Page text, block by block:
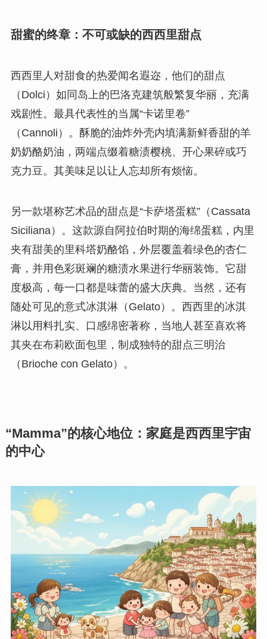
甜蜜的终章：不可或缺的西西里甜点
西西里人对甜食的热爱闻名遐迩，他们的甜点
（Dolci）如同岛上的巴洛克建筑般繁复华丽，充满
戏剧性。最具代表性的当属“卡诺里卷”
（Cannoli）。酥脆的油炸外壳内填满新鲜香甜的羊
奶奶酪奶油，两端点缀着糖渍樱桃、开心果碎或巧
克力豆。其美味足以让人忘却所有烦恼。
另一款堪称艺术品的甜点是“卡萨塔蛋糕”（Cassata
Siciliana）。这款源自阿拉伯时期的海绵蛋糕，内里
夹有甜美的里科塔奶酪馅，外层覆盖着绿色的杏仁
膏，并用色彩斑斓的糖渍水果进行华丽装饰。它甜
度极高，每一口都是味蕾的盛大庆典。当然，还有
随处可见的意式冰淇淋（Gelato）。西西里的冰淇
淋以用料扎实、口感绵密著称，当地人甚至喜欢将
其夹在布莉欧面包里，制成独特的甜点三明治
（Brioche con Gelato）。
“Mamma”的核心地位：家庭是西西里宇宙
的中心